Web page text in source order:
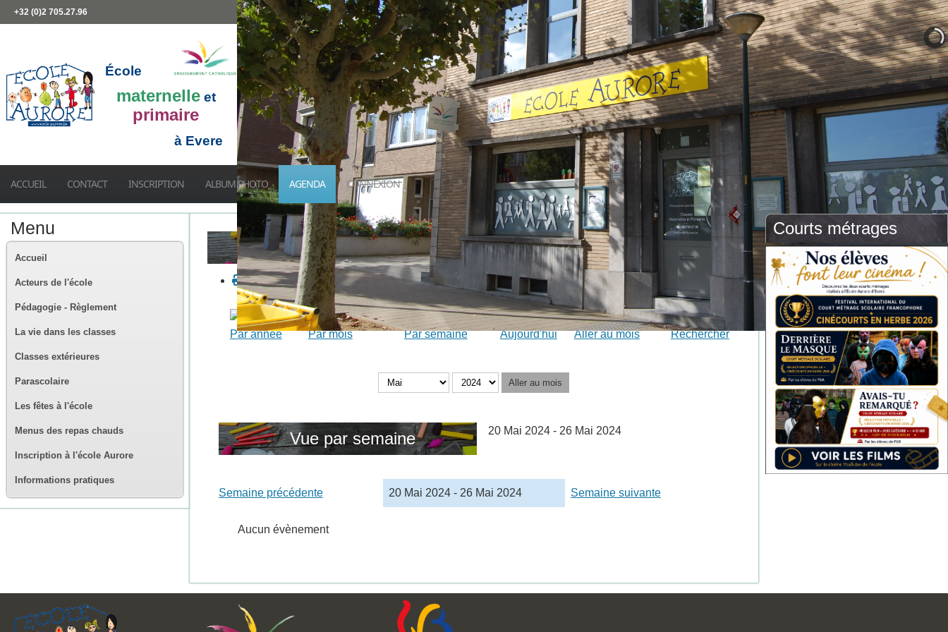
+32 (0)2 705.27.96
École
maternelle et
primaire
à Evere
ACCUEIL CONTACT INSCRIPTION ALBUM PHOTO AGENDA CONNEXION
Menu
Accueil
Acteurs de l'école
Pédagogie - Règlement
La vie dans les classes
Classes extérieures
Parascolaire
Les fêtes à l'école
Menus des repas chauds
Inscription à l'école Aurore
Informations pratiques
Calendrier
Par année Par mois Par semaine Aujourd'hui Aller au mois Rechercher
Aller au mois
Vue par semaine 20 Mai 2024 - 26 Mai 2024
Semaine précédente 20 Mai 2024 - 26 Mai 2024 Semaine suivante
Aucun évènement
Courts métrages